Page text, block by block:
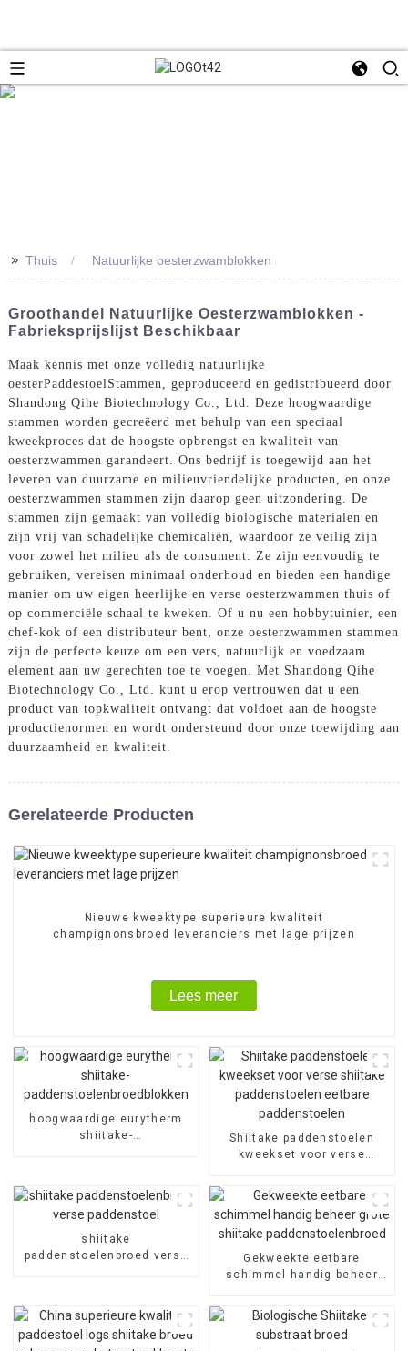
>> Thuis Natuurlijke oesterzwamblokken
Groothandel Natuurlijke Oesterzwamblokken -
Fabrieksprijslijst Beschikbaar
Maak kennis met onze volledig natuurlijke
oesterPaddestoel Stammen, geproduceerd en gedistribueerd door
Shandong Qihe Biotechnology Co., Ltd. Deze hoogwaardige
stammen worden gecreëerd met behulp van een speciaal
kweekproces dat de hoogste opbrengst en kwaliteit van
oesterzwammen garandeert. Ons bedrijf is toegewijd aan het
leveren van duurzame en milieuvriendelijke producten, en onze
oesterzwammen stammen zijn daarop geen uitzondering. De
stammen zijn gemaakt van volledig biologische materialen en
zijn vrij van schadelijke chemicaliën, waardoor ze veilig zijn
voor zowel het milieu als de consument. Ze zijn eenvoudig te
gebruiken, vereisen minimaal onderhoud en bieden een handige
manier om uw eigen heerlijke en verse oesterzwammen thuis of
op commerciële schaal te kweken. Of u nu een hobbytuinier, een
chef-kok of een distributeur bent, onze oesterzwammen stammen
zijn de perfecte keuze om een ​​vers, natuurlijk en voedzaam
element aan uw gerechten toe te voegen. Met Shandong Qihe
Biotechnology Co., Ltd. kunt u erop vertrouwen dat u een
product van topkwaliteit ontvangt dat voldoet aan de hoogste
productienormen en wordt ondersteund door onze toewijding aan
duurzaamheid en kwaliteit.
Gerelateerde Producten
Nieuwe kweektype superieure kwaliteit
champignonsbroed leveranciers met lage prijzen
Lees meer
hoogwaardige eurytherm
shiitake-
Shiitake paddenstoelen
kweekset voor verse
eetbare paddenstoelen
shiitake
paddenstoelenbroed verse
Gekweekte eetbare
schimmel handig beheer
paddenstoelenbroed